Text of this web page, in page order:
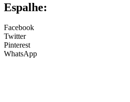
Espalhe:
Facebook
Twitter
Pinterest
WhatsApp